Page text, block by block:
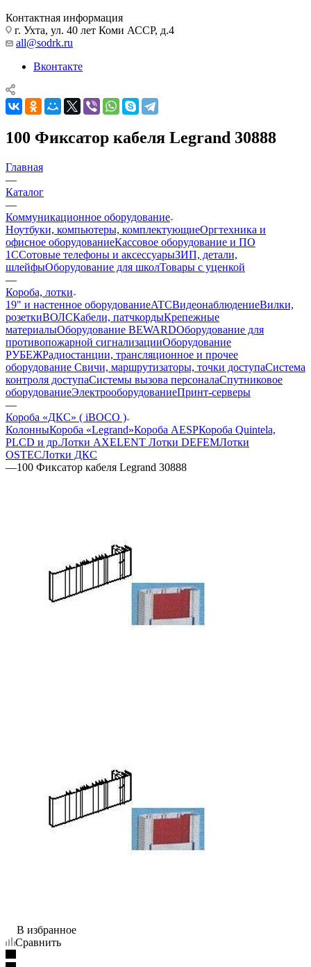
Контактная информация
г. Ухта, ул. 40 лет Коми АССР, д.4
all@sodrk.ru
Вконтакте
100 Фиксатор кабеля Legrand 30888
Главная
—
Каталог
—
Коммуникационное оборудование
Ноутбуки, компьютеры, комплектующиеОргтехника и
офисное оборудованиеКассовое оборудование и ПО
1ССотовые телефоны и аксессуарыЗИП, детали,
шлейфыОборудование для школТовары с уценкой
—
Короба, лотки
19" и настенное оборудованиеATCВидеонаблюдениеВилки,
розеткиВОЛСКабели, патчкордыКрепежные
материалыОборудование BEWARDОборудование для
противопожарной сигнализацииОборудование
РУБЕЖРадиостанции, трансляционное и прочее
оборудование Свичи, маршрутизаторы, точки доступаСистема
контроля доступаСистемы вызова персоналаСпутниковое
оборудованиеЭлектрооборудованиеПринт-серверы
—
Короба «ДКС» ( iBOCO )
КолонныКороба «Legrand»Короба AESPКороба Quintela,
PLCD и др.Лотки AXELENT Лотки DEFEMЛотки
OSTECЛотки ДКС
—100 Фиксатор кабеля Legrand 30888
В избранное
Сравнить